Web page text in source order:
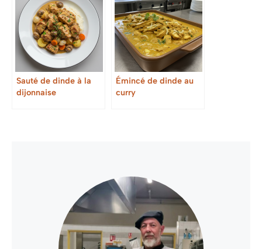
Sauté de dinde à la
dijonnaise
Émincé de dinde au
curry